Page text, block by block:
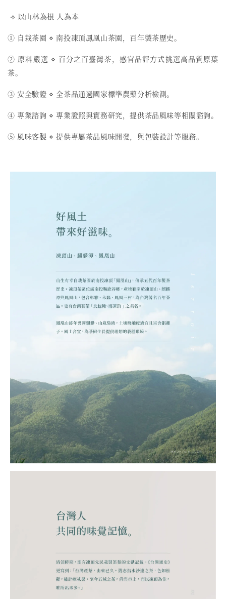
⟢ 以山林為根 人為本
① 自栽茶園 ⋄ 南投凍頂鳳凰山茶園，百年製茶歷史。
② 原料嚴選 ⋄ 百分之百臺灣茶，感官品評方式挑選高品質原葉
茶。
③ 安全驗證 ⋄ 全茶品通過國家標準農藥分析檢測。
④ 專業諮詢 ⋄ 專業證照與實務研究，提供茶品風味等相關諮詢。
⑤ 風味客製 ⋄ 提供專屬茶品風味開發，與包裝設計等服務。